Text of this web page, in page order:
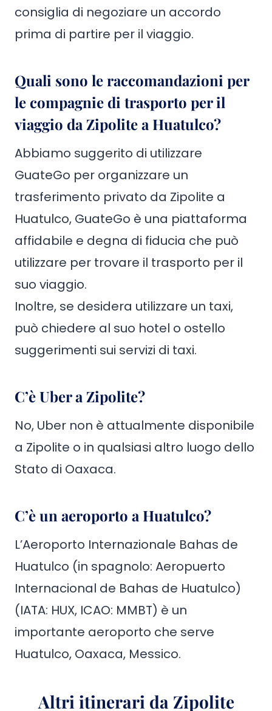
consiglia di negoziare un accordo
prima di partire per il viaggio.
Quali sono le raccomandazioni per
le compagnie di trasporto per il
viaggio da Zipolite a Huatulco?
Abbiamo suggerito di utilizzare
GuateGo per organizzare un
trasferimento privato da Zipolite a
Huatulco, GuateGo è una piattaforma
affidabile e degna di fiducia che può
utilizzare per trovare il trasporto per il
suo viaggio.
Inoltre, se desidera utilizzare un taxi,
può chiedere al suo hotel o ostello
suggerimenti sui servizi di taxi.
C’è Uber a Zipolite?
No, Uber non è attualmente disponibile
a Zipolite o in qualsiasi altro luogo dello
Stato di Oaxaca.
C’è un aeroporto a Huatulco?
L’Aeroporto Internazionale Bahas de
Huatulco (in spagnolo: Aeropuerto
Internacional de Bahas de Huatulco)
(IATA: HUX, ICAO: MMBT) è un
importante aeroporto che serve
Huatulco, Oaxaca, Messico.
Altri itinerari da Zipolite